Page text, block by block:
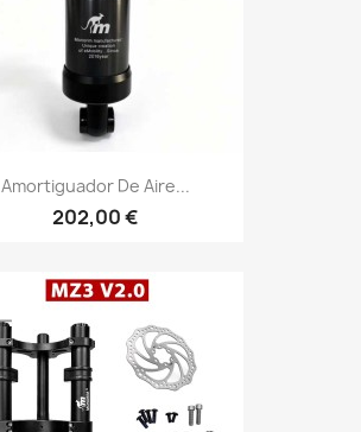
Amortiguador De Aire...
202,00 €